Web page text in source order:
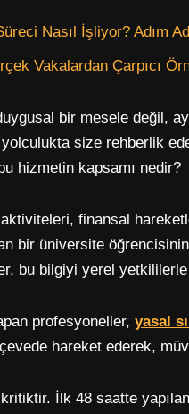
Nasıl İşliyor? Adım
Vakalardan Çarpıcı
bir mesele
size rehberlik
hizmetin kapsamı nedir?
finansal
bir üniversite
bu bilgiyi yerel
profesyoneller, yasal
hareket ederek,
İlk 48 saatte